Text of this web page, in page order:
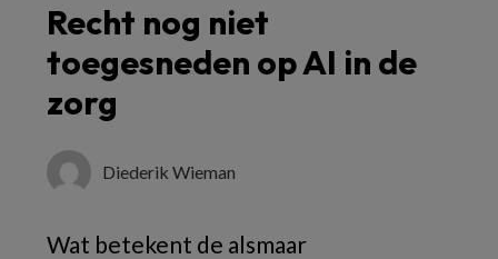
Recht nog niet
toegesneden op AI in de
zorg
Diederik Wieman
Wat betekent de alsmaar